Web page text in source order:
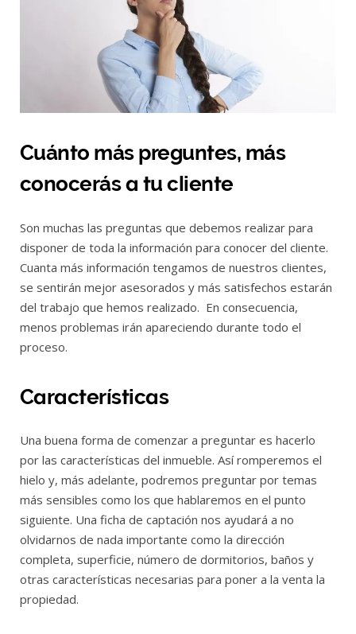
Cuánto más preguntes, más
conocerás a tu cliente
Son muchas las preguntas que debemos realizar para
disponer de toda la información para conocer del cliente.
Cuanta más información tengamos de nuestros clientes,
se sentirán mejor asesorados y más satisfechos estarán
del trabajo que hemos realizado. En consecuencia,
menos problemas irán apareciendo durante todo el
proceso.
Características
Una buena forma de comenzar a preguntar es hacerlo
por las características del inmueble. Así romperemos el
hielo y, más adelante, podremos preguntar por temas
más sensibles como los que hablaremos en el punto
siguiente. Una ficha de captación nos ayudará a no
olvidarnos de nada importante como la dirección
completa, superficie, número de dormitorios, baños y
otras características necesarias para poner a la venta la
propiedad.